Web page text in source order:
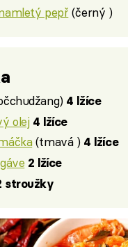
pepř (černý )
4 lžíce
olej 4 lžíce
(tmavá ) 4 lžíce
2 lžíce
stroužky